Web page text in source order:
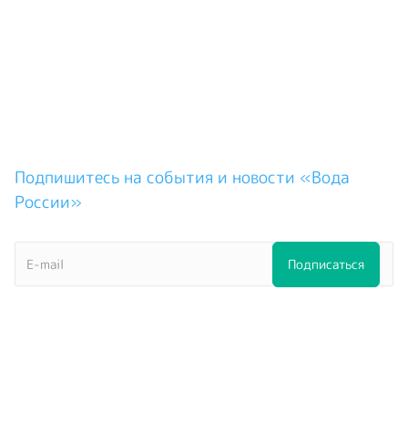
Подпишитесь на события и новости «Вода
России»